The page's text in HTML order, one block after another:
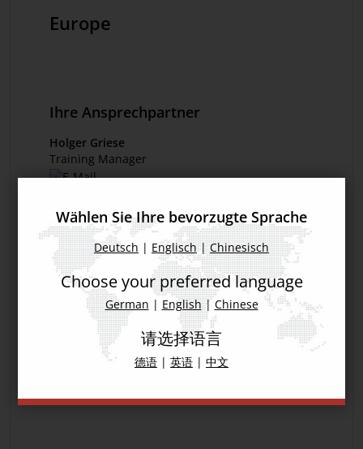
Europe
Ihre Ansprechpartner
Holger Griese
Training Manager
Nicole Oeckl
Assistentin
Wählen Sie Ihre bevorzugte Sprache
Deutsch | Englisch |Chinesisch
Choose your preferred language
German | English| Chinese
请选择语言
德语 | 英语 | 中文